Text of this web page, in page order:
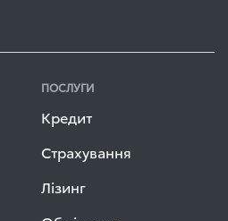
ПОСЛУГИ
Кредит
Страхування
Лізинг